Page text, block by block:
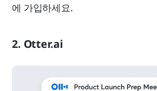
에 가입하세요.
2. Otter.ai